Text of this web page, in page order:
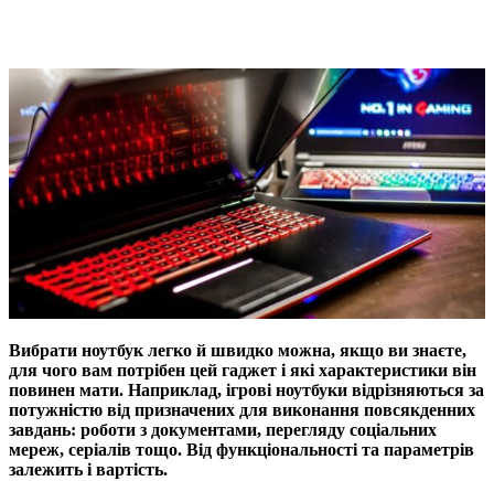
Вибрати ноутбук легко й швидко можна, якщо ви знаєте,
для чого вам потрібен цей гаджет і які характеристики він
повинен мати. Наприклад, ігрові ноутбуки відрізняються за
потужністю від призначених для виконання повсякденних
завдань: роботи з документами, перегляду соціальних
мереж, серіалів тощо. Від функціональності та параметрів
залежить і вартість.